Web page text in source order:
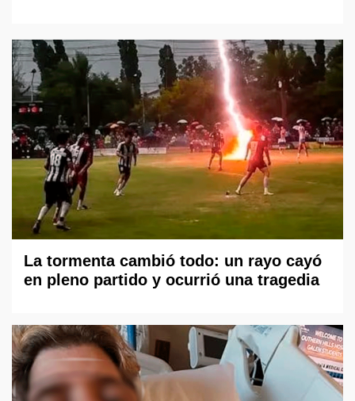
La tormenta cambió todo: un rayo cayó
en pleno partido y ocurrió una tragedia